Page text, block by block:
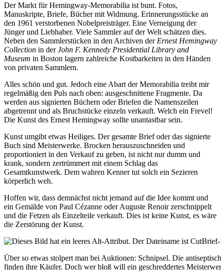
Der Markt für Hemingway-Memorabilia ist bunt. Fotos,
Manuskripte, Briefe, Bücher mit Widmung. Erinnerungsstücke an
den 1961 verstorbenen Nobelpreisträger. Eine Verneigung der
Jünger und Liebhaber. Viele Sammler auf der Welt schätzen dies.
Neben den Sammlerstücken in den Archiven der Ernest Hemingway
Collection in derJohn F. Kennedy Presidential Library and
Museum in Boston lagern zahlreiche Kostbarkeiten in den Händen
von privaten Sammlern.
Alles schön und gut. Jedoch eine Abart der Memorabilia treibt mir
regelmäßig den Puls nach oben: ausgeschnittene Fragmente. Da
werden aus signierten Büchern oder Briefen die Namenszeilen
abgetrennt und als Bruchstücke einzeln verkauft. Welch ein Frevel!
Die Kunst des Ernest Hemingway sollte unantastbar sein.
Kunst umgibt etwas Heiliges. Der gesamte Brief oder das signierte
Buch sind Meisterwerke. Brocken herauszuschneiden und
proportioniert in den Verkauf zu geben, ist nicht nur dumm und
krank, sondern zertrümmert mit einem Schlag das
Gesamtkunstwerk. Dem wahren Kenner tut solch ein Sezieren
körperlich weh.
Hoffen wir, dass demnächst nicht jemand auf die Idee kommt und
ein Gemälde von Paul Cézanne oder Auguste Renoir zerschnippelt
und die Fetzen als Einzelteile verkauft. Dies ist keine Kunst, es wäre
die Zerstörung der Kunst.
Über so etwas stolpert man bei Auktionen: Schnipsel. Die
finden ihre Käufer. Doch wer bloß will ein geschreddertes